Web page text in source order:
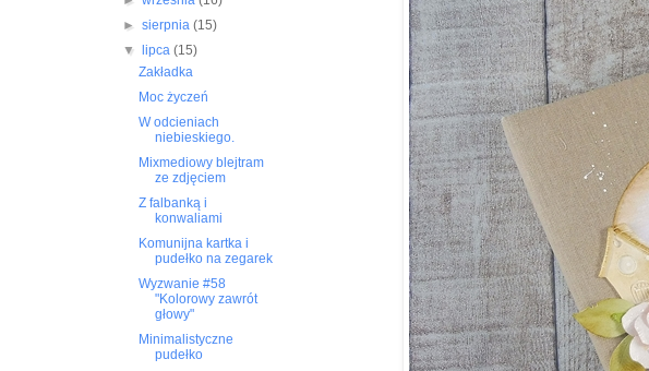
► sierpnia (15)
▼
lipca (15)
Zakładka
Moc życzeń
W odcieniach
niebieskiego.
Mixmediowy blejtram
ze zdjęciem
Z falbanką i
konwaliami
Komunijna kartka i
pudełko na zegarek
Wyzwanie #58
"Kolorowy zawrót
głowy"
Minimalistyczne
pudełko